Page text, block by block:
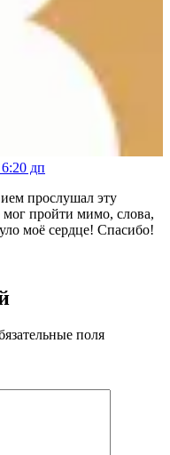
дп
прослушал эту
пройти мимо, слова,
моё сердце! Спасибо!
поля